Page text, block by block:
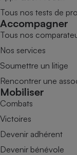
Tous nos tests de
Accompagner
Tous nos
Nos services
Soumettre un litige
Rencontrer une
Mobiliser
Combats
Victoires
Devenir adhérent
Devenir bénévole